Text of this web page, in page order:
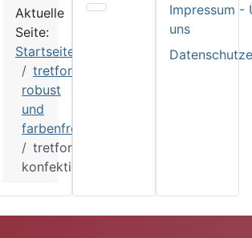
Aktuelle
Seite:
Startseite
tretford
robust
und
farbenfroh
tretford
konfektioniert
Impressum -
uns